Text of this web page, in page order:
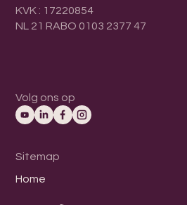
KVK : 17220854
NL 21 RABO 0103 2377 47
Volg ons op
Sitemap
Home